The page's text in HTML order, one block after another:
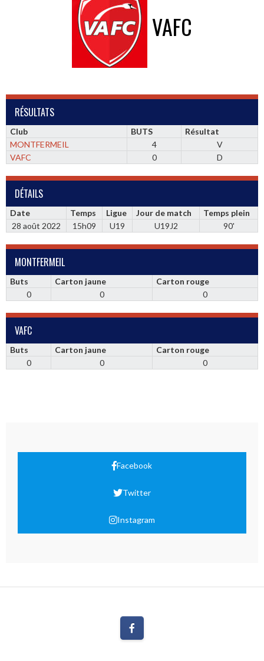
VAFC
RÉSULTATS
Club BUTS
Résultat
MONTFERMEIL
4
V
VAFC
0 D
DÉTAILS
Date Temps Ligue Jour de match
Temps plein
28 août 2022
15h09 U19 U19J2 90'
MONTFERMEIL
Buts Carton jaune
Carton rouge
0
0 0
VAFC
Buts Carton jaune
Carton rouge
0
0 0
Facebook
Twitter
Instagram